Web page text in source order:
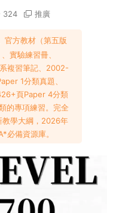
324 推廣
方教材（第五版
實驗練習冊、
複習筆記、2002-
1分類真題、
頁Paper 4分類
的專項練習。完全
學大綱，2026年
必備資源庫。